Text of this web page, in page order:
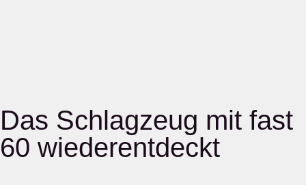
Das Schlagzeug mit fast
60 wiederentdeckt